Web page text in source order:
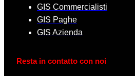
e
d
I
b
o
o
a
g
r
l
GIS Commercialisti
GIS Paghe
GIS Azienda
Resta in contatto con noi